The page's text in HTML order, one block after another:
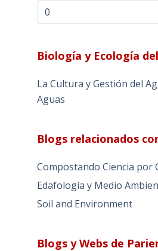
Archivos
Biología y Ecología
La Cultura y Gestión del
Aguas
Blogs relacionados
Compostando Ciencia por
Edafología y Medio
Soil and Environment
Blogs y Webs de